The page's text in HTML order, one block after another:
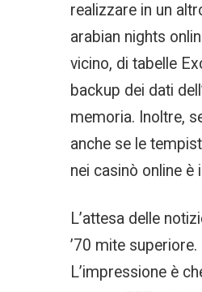
realizzare in un
arabian nights
vicino, di tabelle
backup dei dati
memoria. Inoltre,
anche se le
nei casinò online
L’attesa delle
’70 mite
L’impressione è